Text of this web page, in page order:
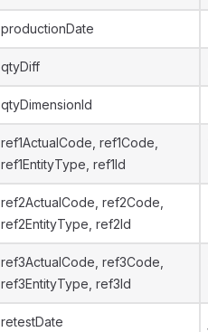
productionDate
qtyDiff
qtyDimensionId
ref1ActualCode, ref1Code,
ref1EntityType, ref1Id
ref2ActualCode, ref2Code,
ref2EntityType, ref2Id
ref3ActualCode, ref3Code,
ref3EntityType, ref3Id
retestDate